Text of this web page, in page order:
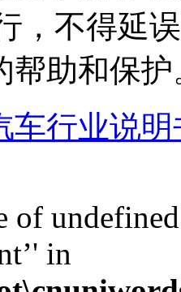
，不得延
帮助和保
车行业说
of
in